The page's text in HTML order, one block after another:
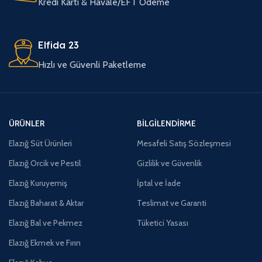
Elfida 23
Hızlı ve Güvenli Paketleme
ÜRÜNLER
Elazığ Süt Ürünleri
Elazığ Orcik ve Pestil
Elazığ Kuruyemiş
Elazığ Baharat & Aktar
Elazığ Bal ve Pekmez
Elazığ Ekmek ve Fırın
BILGILENDIRME
Mesafeli Satış Sözleşmesi
Gizlilik ve Güvenlik
İptal ve İade
Teslimat ve Garanti
Tüketici Yasası